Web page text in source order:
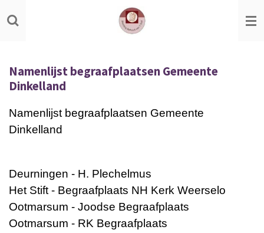
Ga
direct
hoofdinhoud
Namenlijst begraafplaatsen Gemeente
Dinkelland
Namenlijst begraafplaatsen Gemeente
Dinkelland
Deurningen - H. Plechelmus
Het Stift - Begraafplaats NH Kerk Weerselo
Ootmarsum - Joodse Begraafplaats
Ootmarsum - RK Begraafplaats